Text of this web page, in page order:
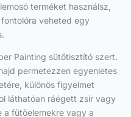
terméket használsz,
veheted egy
Painting sütőtisztító szert.
permetezzen egyenletes
különös figyelmet
láthatóan ráégett zsír vagy
a fűtőelemekre vagy a